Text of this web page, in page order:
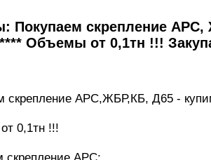
Покупаем скрепление
Объемы от 0,1тн !!!
скрепление АРС,ЖБР,КБ, Д65 -
0,1тн !!!
скрепление АРС: